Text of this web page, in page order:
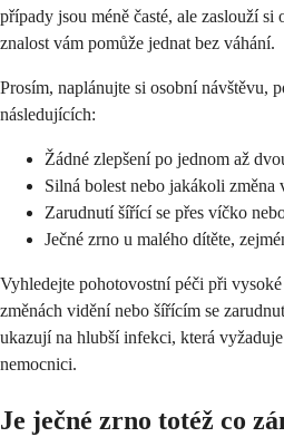
případy jsou méně časté, ale zaslouží si
znalost vám pomůže jednat bez váhání.
Prosím, naplánujte si osobní návštěvu,
následujících:
Žádné zlepšení po jednom až
Silná bolest nebo jakákoli změna
Zarudnutí šířící se přes víčko
Ječné zrno u malého dítěte,
Vyhledejte pohotovostní péči při
změnách vidění nebo šířícím se
ukazují na hlubší infekci, která
nemocnici.
Je ječné zrno totéž co